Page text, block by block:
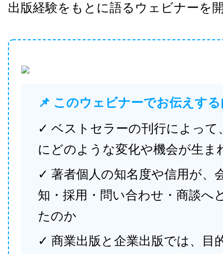
出版経験をもとに語るウェビナーを
📌 このウェビナーでお伝えす
✓ ベストセラーの刊行によって
にどのような変化や機会が生ま
✓ 著者個人の知名度や信用が、
知・採用・問い合わせ・商談へ
たのか
✓ 商業出版と企業出版では、目